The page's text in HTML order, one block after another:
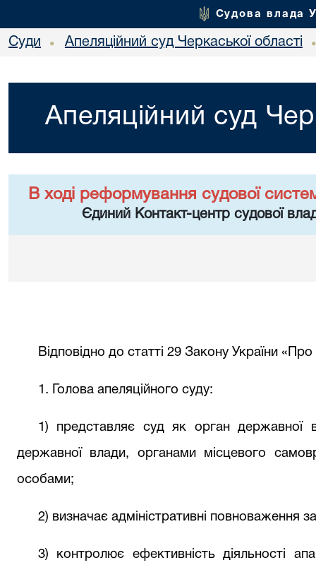
Судова влада
Суди • Апеляційний суд Черкаської області
Апеляційний суд
В ході реформування судової
Єдиний Контакт-центр судової
Відповідно до статті 29 Закону України «Про
1. Голова апеляційного суду:
1) представляє суд як орган державної
державної влади, органами місцевого
особами;
2) визначає адміністративні повноваження
3) контролює ефективність діяльності